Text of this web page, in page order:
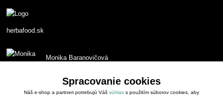
herbafood.sk
Monika Baranovičová
monika.baranovicova@gmail.com
Spracovanie cookies
Náš e-shop a partneri potrebujú Váš súhlas s použitím súborov cookies, aby